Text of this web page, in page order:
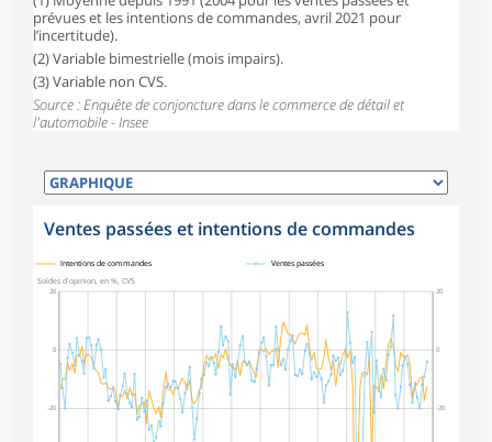
prévues et les intentions de commandes, avril 2021 pour
l’incertitude).
(2) Variable bimestrielle (mois impairs).
(3) Variable non CVS.
Source : Enquête de conjoncture dans le commerce de détail et
l'automobile - Insee
Ventes passées et intentions de commandes
-20
0
20
-20
0
20
Soldes d'opinion, en %, CVS
Intentions de commandes Ventes passées